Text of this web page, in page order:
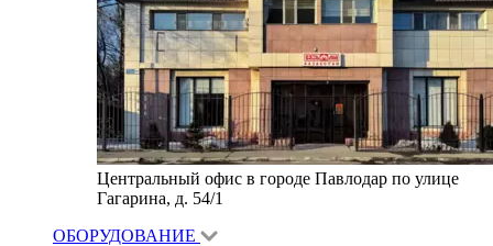
Центральный офис в городе Павлодар по улице
Гагарина, д. 54/1
ОБОРУДОВАНИЕ